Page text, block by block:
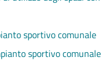
sportivo comunale
sportivo comunale